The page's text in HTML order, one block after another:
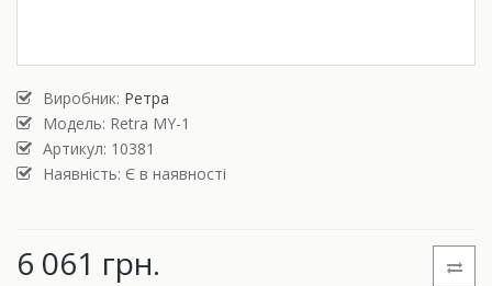
Виробник: Ретра
Модель: Retra MY-1
Артикул: 10381
Наявність: Є в наявності
6 061 грн.